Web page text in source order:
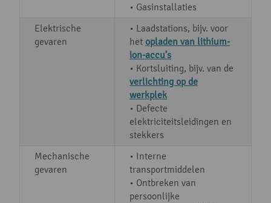
• Gasinstallaties
Elektrische
gevaren
• Laadstations, bijv. voor
het opladen van lithium-
ion-accu’s
• Kortsluiting, bijv. van de
verlichting op de
werkplek
• Defecte
elektriciteitsleidingen en
stekkers
Mechanische
gevaren
• Interne
transportmiddelen
• Ontbreken van
persoonlijke